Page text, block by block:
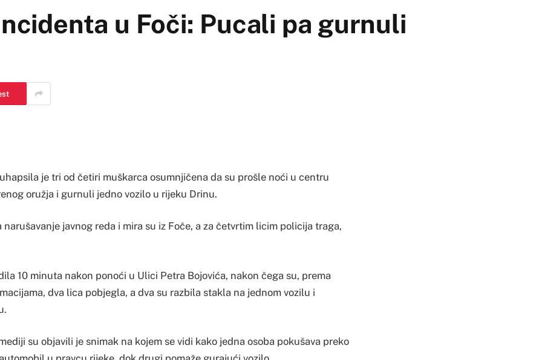
u Foči: Pucali pa gurnuli
je tri od četiri muškarca osumnjičena da su prošle noći u centru
oružja i gurnuli jedno vozilo u rijeku Drinu.
narušavanje javnog reda i mira su iz Foče, a za četvrtim licim policija traga,
10 minuta nakon ponoći u Ulici Petra Bojovića, nakon čega su, prema
dva lica pobjegla, a dva su razbila stakla na jednom vozilu i
su objavili je snimak na kojem se vidi kako jedna osoba pokušava preko